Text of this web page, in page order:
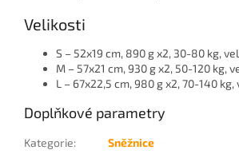
Velikosti
S – 52x19 cm, 890 g x2, 30-80 kg,
M – 57x21 cm, 930 g x2, 50-120 kg,
L – 67x22,5 cm, 980 g x2, 70-140 kg,
Doplňkové parametry
Kategorie:
Sněžnice